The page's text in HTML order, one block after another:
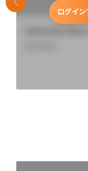
ログイン
前のスライド